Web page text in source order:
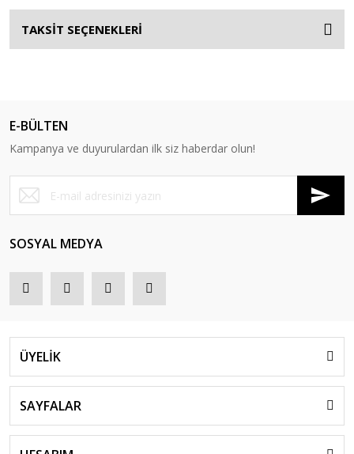
TAKSİT SEÇENEKLERİ
E-BÜLTEN
Kampanya ve duyurulardan ilk siz haberdar olun!
SOSYAL MEDYA
ÜYELİK
SAYFALAR